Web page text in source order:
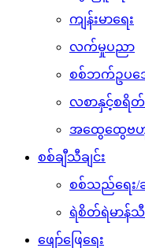
ကျန်းမာရေး
လက်မှုပညာ
စစ်ဘက်ဥပဒ
လစာနှင့်စရိတ်
အထွေထွေဗ
စစ်ချီသီချင်း
စစ်သည်ရေး/ဆို
ရဲစိတ်ရဲမာန်သီခ
ဖျော်ဖြေရေး